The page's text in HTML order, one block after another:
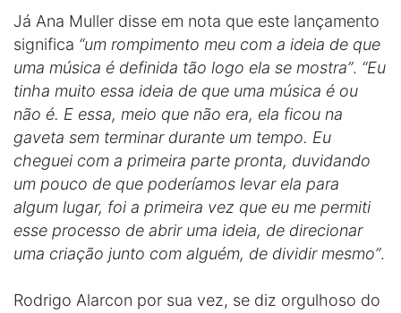
Já Ana Muller disse em nota que este lançamento
significa “um rompimento meu com a ideia de que
uma música é definida tão logo ela se mostra”. “Eu
tinha muito essa ideia de que uma música é ou
não é. E essa, meio que não era, ela ficou na
gaveta sem terminar durante um tempo. Eu
cheguei com a primeira parte pronta, duvidando
um pouco de que poderíamos levar ela para
algum lugar, foi a primeira vez que eu me permiti
esse processo de abrir uma ideia, de direcionar
uma criação junto com alguém, de dividir mesmo”.
Rodrigo Alarcon por sua vez, se diz orgulhoso do